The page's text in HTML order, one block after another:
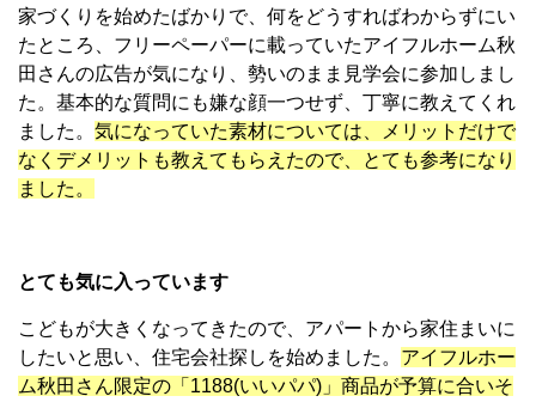
家づくりを始めたばかりで、何をどうすればわからずにい
たところ、フリーペーパーに載っていたアイフルホーム秋
田さんの広告が気になり、勢いのまま見学会に参加しまし
た。基本的な質問にも嫌な顔一つせず、丁寧に教えてくれ
ました 。 気になっていた素材については、メリットだけで
なくデメリットも教えてもらえたので、とても参考になり
ました。
とても気に入っています
こどもが大きくなってきたので、アパートから家住まいに
したいと思い、住宅会社探しを始めました。 アイフルホー
ム秋田さん限定の「1188(いいパパ)」商品が予算に合いそ